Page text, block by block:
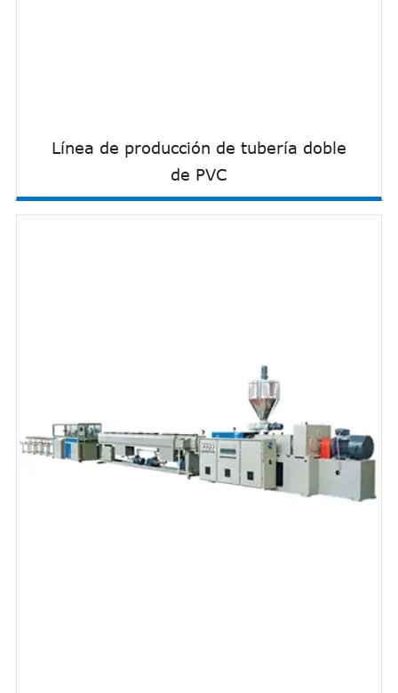
Línea de producción de tubería doble
de PVC